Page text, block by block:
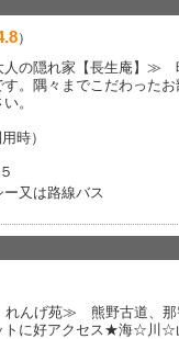
）
の隠れ家【長生庵】≫
隅々までこだわったお
。
時）
又は路線バス
げ苑≫ 熊野古道、那
トに好アクセス★海☆川☆